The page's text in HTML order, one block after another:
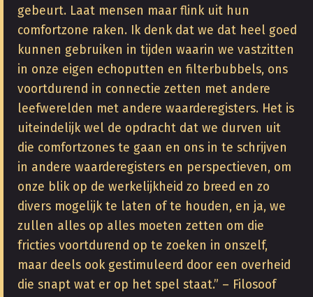
gebeurt. Laat mensen maar flink uit hun
comfortzone raken. Ik denk dat we dat heel goed
kunnen gebruiken in tijden waarin we vastzitten
in onze eigen echoputten en filterbubbels, ons
voortdurend in connectie zetten met andere
leefwerelden met andere waarderegisters. Het is
uiteindelijk wel de opdracht dat we durven uit
die comfortzones te gaan en ons in te schrijven
in andere waarderegisters en perspectieven, om
onze blik op de werkelijkheid zo breed en zo
divers mogelijk te laten of te houden, en ja, we
zullen alles op alles moeten zetten om die
fricties voortdurend op te zoeken in onszelf,
maar deels ook gestimuleerd door een overheid
die snapt wat er op het spel staat.” – Filosoof